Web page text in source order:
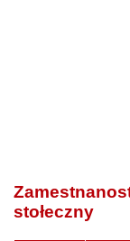
stołeczny